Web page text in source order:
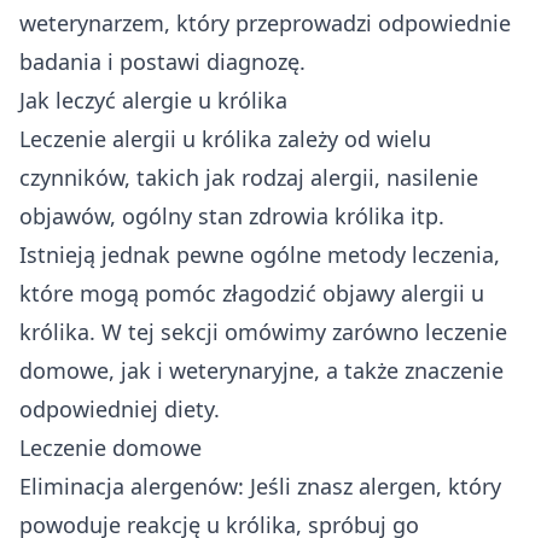
weterynarzem, który przeprowadzi odpowiednie
badania i postawi diagnozę.
Jak leczyć alergie u królika
Leczenie alergii u królika zależy od wielu
czynników, takich jak rodzaj alergii, nasilenie
objawów, ogólny stan zdrowia królika itp.
Istnieją jednak pewne ogólne metody leczenia,
które mogą pomóc złagodzić objawy alergii u
królika. W tej sekcji omówimy zarówno leczenie
domowe, jak i weterynaryjne, a także znaczenie
odpowiedniej diety.
Leczenie domowe
Eliminacja alergenów: Jeśli znasz alergen, który
powoduje reakcję u królika, spróbuj go